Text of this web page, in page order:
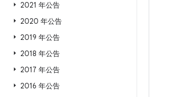
2021 年公告
2020 年公告
2019 年公告
2018 年公告
2017 年公告
2016 年公告